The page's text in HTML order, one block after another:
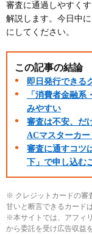
審査に通過しやすく
解説します。今日中
にしてください。
この記事の結論
即日発行できる
「消費者金融
みやすい
審査は不安、だ
ACマスターカ
審査に通すコツ
下」で申し込む
※ クレジットカードの審
甘いと断言できるカード
※本サイトでは、アフィ
から委託を受け広告収益